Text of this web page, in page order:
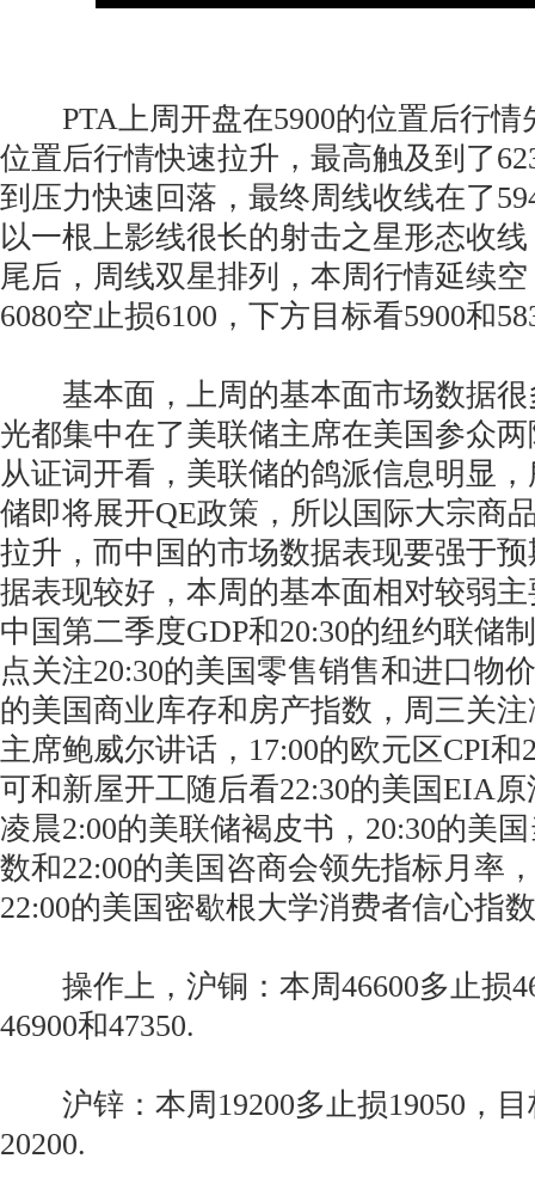
PTA上周开盘在5900的位置后行情
位置后行情快速拉升，最高触及到了
到压力快速回落，最终周线收线在了
以一根上影线很长的射击之星形态收
尾后，周线双星排列，本周行情延续
6080空止损6100，下方目标看5900和
基本面，上周的基本面市场数据很
光都集中在了美联储主席在美国参众
从证词开看，美联储的鸽派信息明显
储即将展开QE政策，所以国际大宗商
拉升，而中国的市场数据表现要强于
据表现较好，本周的基本面相对较弱
中国第二季度GDP和20:30的纽约联储
点关注20:30的美国零售销售和进口物
的美国商业库存和房产指数，周三关
主席鲍威尔讲话，17:00的欧元区CPI和
可和新屋开工随后看22:30的美国EIA
凌晨2:00的美联储褐皮书，20:30的美
数和22:00的美国咨商会领先指标月率
22:00的美国密歇根大学消费者信心指
操作上，沪铜：本周46600多止损
46900和47350.
沪锌：本周19200多止损19050，目
20200.